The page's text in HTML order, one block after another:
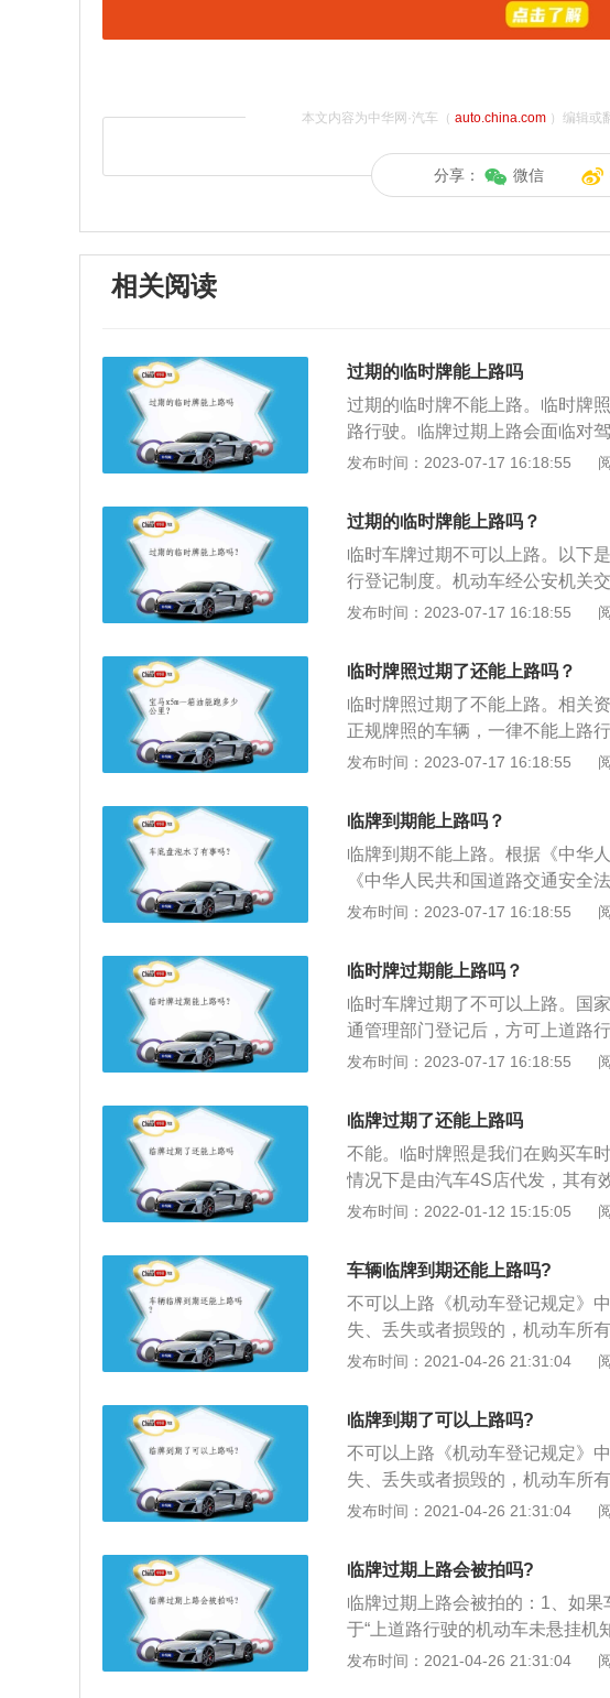
本文内容为中华网·汽车（ auto.china.com）编辑或
分享： 微信
相关阅读
过期的临时牌能上路吗
过期的临时牌不能上路。临时牌
路行驶。临牌过期上路会面临对
以下罚款、扣留机动车的处罚。
挂机动车号牌或者故意遮挡、污
律、法规关于道路通行规定的，
规定的，依照规定处罚；第九十
未放置检验合格标志、保险标志
手续，并可以依照本法第九十条
或者补办相应手续的，应当及时退
发布时间：2023-07-17 16:18:55
过期的临时牌能上路吗？
临时车牌过期不可以上路。以下
行登记制度。机动车经公安机关
记的机动车，需要临时上道路行
次，每次15天。车辆在使用临时
行驶，都将受到与普通机动车相
为，应当在申领正式车牌前对违
发布时间：2023-07-17 16:18:55
临时牌照过期了还能上路吗？
临时牌照过期了不能上路。相关
正规牌照的车辆，一律不能上路
同于“不按规定悬挂号牌”。而“道
息，临牌正面必须打印标注有效
签发日期等等每项需和本车辆及
发现未符合以上要求的临牌，可
发布时间：2023-07-17 16:18:55
临牌到期能上路吗？
临牌到期不能上路。根据《中华
《中华人民共和国道路交通安全
员进行记12分、罚款200元的处
行规定，处警告或者20元以上
保险标志，或者未随车携带行驶
动车。
发布时间：2023-07-17 16:18:55
临时牌过期能上路吗？
临时车牌过期了不可以上路。国
通管理部门登记后，方可上道路
驶，应当取得临时通行牌证。相
次15天。3、车辆在使用临时牌
为，应当在申领正式车牌前对违
发布时间：2023-07-17 16:18:55
临牌过期了还能上路吗
不能。临时牌照是我们在购买车
情况下是由汽车4S店代发，其有
照的车辆，一律不允许在路上行
悬挂号牌，违反有关规定，会给
就可以肆意妄为，其实临时牌照
临时牌照太小，摄像机肯定拍不
下来，每一张都可以清清楚楚拍
定，正确的临时车牌贴法应该贴
内后挡风玻璃左下角，假如车后
携带。
发布时间：2022-01-12 15:15:05
车辆临牌到期还能上路吗?
不可以上路《机动车登记规定》
失、丢失或者损毁的，机动车所
申请时，机动车所有人应当填写
起一日内补发、换发行驶证，自
号牌号码不变；3、补发、换发
驶车号牌。
发布时间：2021-04-26 21:31:04
临牌到期了可以上路吗?
不可以上路《机动车登记规定》
失、丢失或者损毁的，机动车所
申请时，机动车所有人应当填写
起一日内补发、换发行驶证，自
号牌号码不变；3、补发、换发
驶车号牌。
发布时间：2021-04-26 21:31:04
临牌过期上路会被拍吗?
临牌过期上路会被拍的：1、如
于“上道路行驶的机动车未悬挂机
定，上道路行驶的机动车未悬挂
发布时间：2021-04-26 21:31:04